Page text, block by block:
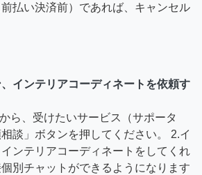
払い決済前）であれば、キャンセル
インテリアコーディネートを依頼す
ら、受けたいサービス（サポータ
談」ボタンを押してください。 2.イ
ンテリアコーディネートをしてくれ
別チャットができるようになります